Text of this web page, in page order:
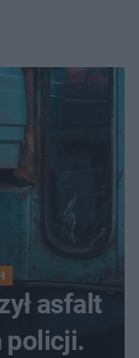
asfalt
policji.